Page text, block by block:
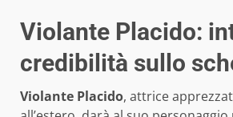
Violante Placido:
credibilità sullo
Violante Placido, attrice